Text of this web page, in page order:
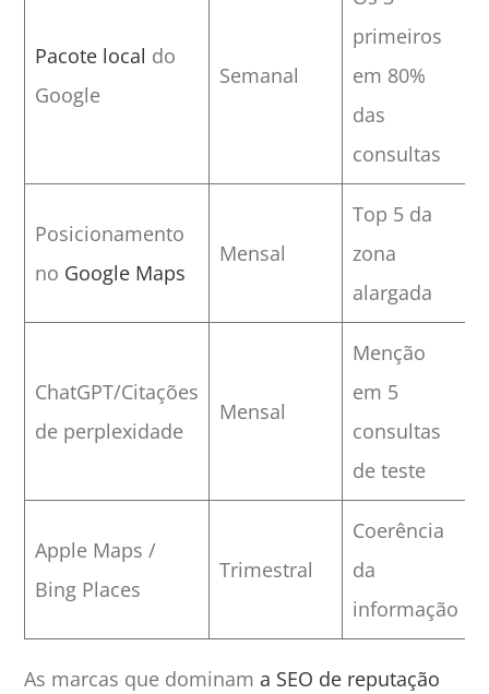
Pacote local do
Google
Semanal
primeiros
em 80%
das
consultas
Posicionamento
no Google Maps
Mensal
Top 5 da
zona
alargada
ChatGPT/Citações
de perplexidade
Mensal
Menção
em 5
consultas
de teste
Apple Maps /
Bing Places
Trimestral
Coerência
da
informação
As marcas que dominama SEO de reputação